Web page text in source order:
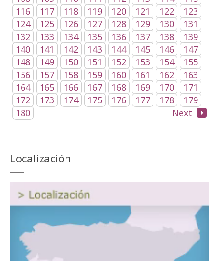
116
117 118 119 120 121 122
123
124
125 126 127 128 129 130
131
132
133 134 135 136 137 138
139
140
141 142 143 144 145 146
147
148
149 150 151 152 153 154
155
156
157 158 159 160 161 162
163
164
165 166 167 168 169 170
171
172
173 174 175 176 177 178
179
180
Next
Localización
Reproductor
de